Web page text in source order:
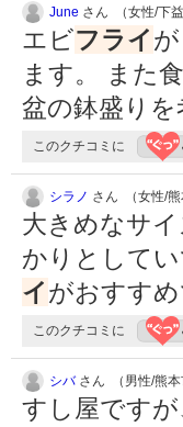
June さん （女性/下
エビフライ
ます。 また
盆の鉢盛りを
このクチコミに
シラノ さん （女性/熊
大きめなサ
かりとして
イがおすすめ
このクチコミに
シバさん （男性/熊本
すし屋です